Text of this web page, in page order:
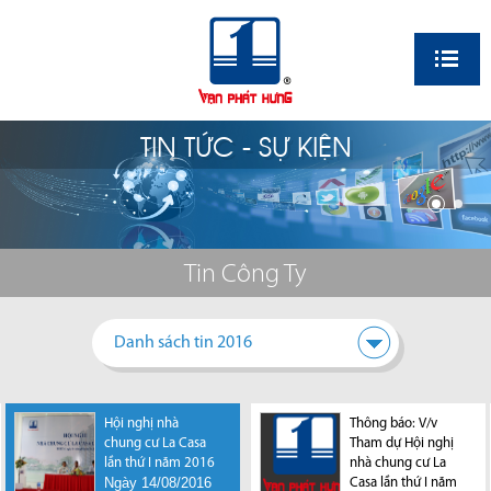
TIN TỨC - SỰ KIỆN
Tin Công Ty
Danh sách tin 2016
Thông báo: Nghỉ
Lễ Quốc Khánh
02/09/2018
Công ty Cổ phần
Thông báo nghỉ Lễ
Giỗ Tổ Hùng
Vương, Chiến
thắng 30/4 và
Thông báo: Nghỉ
Lễ Quốc Khánh
02/09/2017
Công ty Cổ phần
Thông báo nghỉ Lễ
Chiến thắng 30/4
và Quốc Tế Lao
động 1/5
Hội nghị nhà
chung cư La Casa
lần thứ I năm 2016
Ngày 14/08/2016
Thông báo: V/v
Tham dự Hội nghị
nhà chung cư La
Casa lần thứ I năm